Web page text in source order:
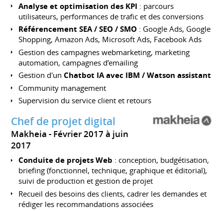
Analyse et optimisation des KPI : parcours
utilisateurs, performances de trafic et des conversions
Référencement SEA / SEO / SMO : Google Ads, Google
Shopping, Amazon Ads, Microsoft Ads, Facebook Ads
Gestion des campagnes webmarketing, marketing
automation, campagnes d’emailing
Gestion d'unChatbot IA avec IBM / Watson assistant
Community management
Supervision du service client et retours
Chef de projet digital
Makheia
Février 2017 à juin
2017
Conduite de projets Web : conception, budgétisation,
briefing (fonctionnel, technique, graphique et éditorial),
suivi de production et gestion de projet
Recueil des besoins des clients, cadrer les demandes et
rédiger les recommandations associées